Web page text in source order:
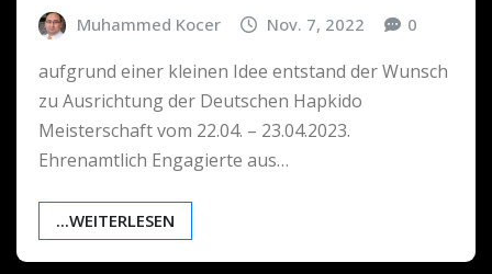
Muhammed Kocer Nov. 7, 2022 0
aufgrund einer kleinen Idee entstand der Wunsch
zu Ausrichtung der Deutschen Hapkido
Meisterschaft vom 22.04. – 23.04.2023.
Ehrenamtlich Engagierte aus…
...WEITERLESEN